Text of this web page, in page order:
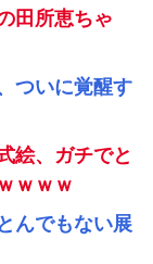
田所恵ちゃ
ついに覚醒す
絵、ガチでと
ｗｗｗ
んでもない展